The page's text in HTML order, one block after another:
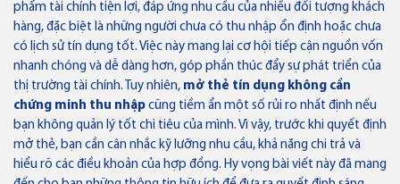
phẩm tài chính tiện lợi, đáp ứng nhu cầu của nhiều đối tượng khách
hàng, đặc biệt là những người chưa có thu nhập ổn định hoặc chưa
có lịch sử tín dụng tốt. Việc này mang lại cơ hội tiếp cận nguồn vốn
nhanh chóng và dễ dàng hơn, góp phần thúc đẩy sự phát triển của
thị trường tài chính. Tuy nhiên, mở thẻ tín dụng không cần
chứng minh thu nhập cũng tiềm ẩn một số rủi ro nhất định nếu
bạn không quản lý tốt chi tiêu của mình. Vì vậy, trước khi quyết định
mở thẻ, bạn cần cân nhắc kỹ lưỡng nhu cầu, khả năng chi trả và
hiểu rõ các điều khoản của hợp đồng. Hy vọng bài viết này đã mang